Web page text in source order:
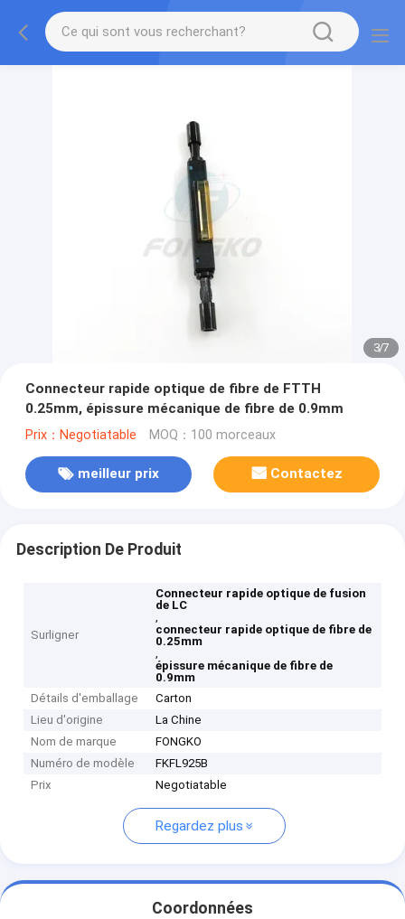
3/7
Connecteur rapide optique de fibre de FTTH
0.25mm, épissure mécanique de fibre de 0.9mm
Prix：Negotiatable MOQ：100 morceaux
meilleur prix Contactez
Description De Produit
Surligner
Connecteur rapide optique de fusion
de LC
,
connecteur rapide optique de fibre de
0.25mm
,
épissure mécanique de fibre de
0.9mm
Détails d'emballage
Carton
Lieu d'origine
La Chine
Nom de marque
FONGKO
Numéro de modèle
FKFL925B
Prix
Negotiatable
Regardez plus
Coordonnées